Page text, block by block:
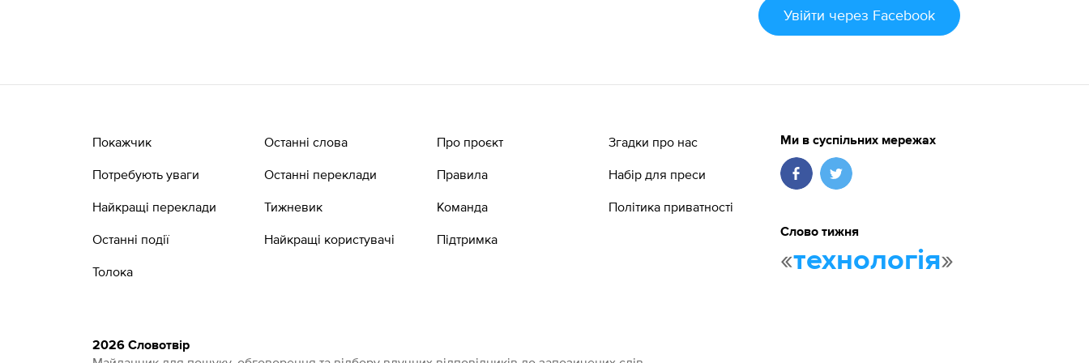
Увійти через Facebook
Покажчик
Потребують уваги
Найкращі переклади
Останні події
Толока
Останні слова
Останні переклади
Тижневик
Найкращі користувачі
Про проєкт
Правила
Команда
Підтримка
Згадки про нас
Набір для преси
Політика приватності
Ми в суспільних мережах
Слово тижня
«технологія»
2026 Словотвір